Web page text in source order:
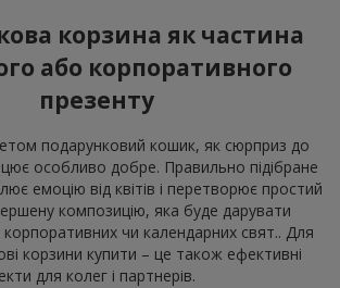
корзина як частина
або корпоративного
презенту
подарунковий кошик, як сюрприз до
особливо добре. Правильно підібране
емоцію від квітів і перетворює простий
композицію, яка буде дарувати
корпоративних чи календарних свят.. Для
корзини купити – це також ефективні
для колег і партнерів.